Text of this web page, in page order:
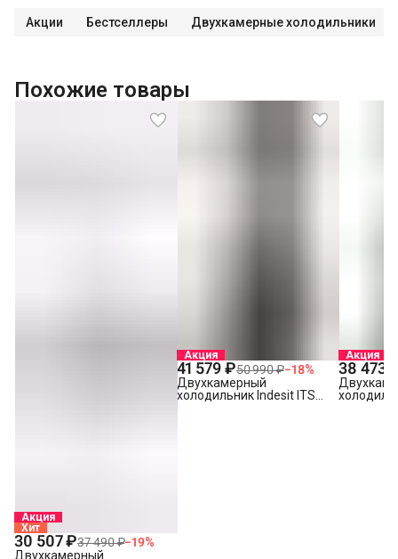
Акции Бестселлеры Двухкамерные холодильники
Похожие товары
Акция
Хит
30 507 ₽37 490 ₽−19%
Двухкамерный
Акция
41 579 ₽50 990 ₽−18%
Двухкамерный
холодильник Indesit ITS
Акция
38 473